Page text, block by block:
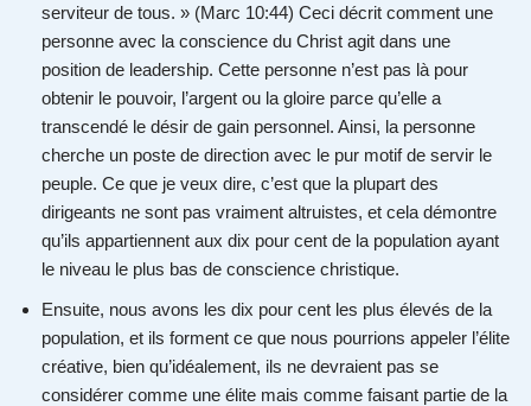
serviteur de tous. » (Marc 10:44) Ceci décrit comment une
personne avec la conscience du Christ agit dans une
position de leadership. Cette personne n’est pas là pour
obtenir le pouvoir, l’argent ou la gloire parce qu’elle a
transcendé le désir de gain personnel. Ainsi, la personne
cherche un poste de direction avec le pur motif de servir le
peuple. Ce que je veux dire, c’est que la plupart des
dirigeants ne sont pas vraiment altruistes, et cela démontre
qu’ils appartiennent aux dix pour cent de la population ayant
le niveau le plus bas de conscience christique.
Ensuite, nous avons les dix pour cent les plus élevés de la
population, et ils forment ce que nous pourrions appeler l’élite
créative, bien qu’idéalement, ils ne devraient pas se
considérer comme une élite mais comme faisant partie de la